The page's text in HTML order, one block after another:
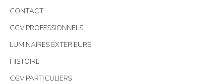
CONTACT
CGV PROFESSIONNELS
LUMINAIRES EXTERIEURS
HISTOIRE
CGV PARTICULIERS